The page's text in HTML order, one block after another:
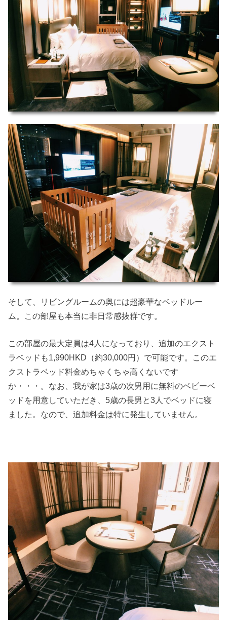
そして、リビングルームの奥には超豪華なベッドルー
ム。この部屋も本当に非日常感抜群です。
この部屋の最大定員は4人になっており、追加のエクスト
ラベッドも1,990HKD（約30,000円）で可能です。このエ
クストラベッド料金めちゃくちゃ高くないです
か・・・。なお、我が家は3歳の次男用に無料のベビーベ
ッドを用意していただき、5歳の長男と3人でベッドに寝
ました。なので、追加料金は特に発生していません。